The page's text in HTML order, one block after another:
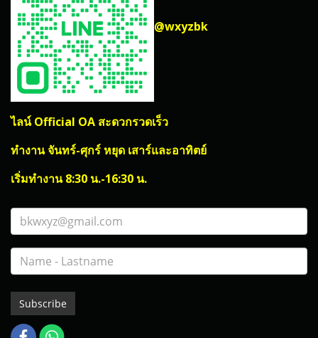
@wxyzbk
ไลน์ Official OA สะดวกรวดเร็ว
ทำงาน จันทร์-ศุกร์ หยุด เสาร์และอาทิตย์
เริ่มทำงาน 8:30 น.-16:30 น.
Subscribe